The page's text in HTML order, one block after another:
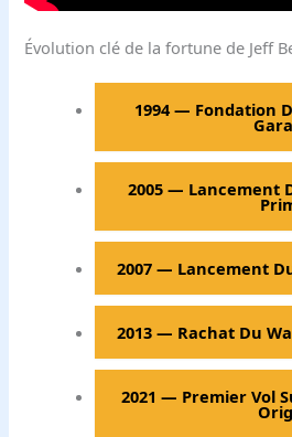
Évolution clé de la fortune de Jeff
1994— Fondation
2005— Lancement
2007 — Lancement
2013 — Rachat Du
2021 — Premier Vol